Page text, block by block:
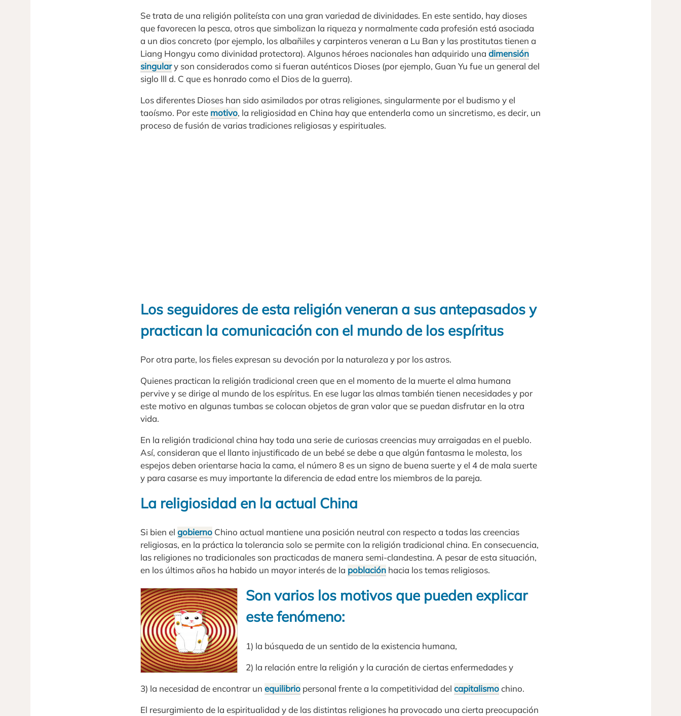
Se trata de una religión politeísta con una gran variedad de divinidades. En este sentido, hay dioses
que favorecen la pesca, otros que simbolizan la riqueza y normalmente cada profesión está asociada
a un dios concreto (por ejemplo, los albañiles y carpinteros veneran a Lu Ban y las prostitutas tienen a
Liang Hongyu como divinidad protectora). Algunos héroes nacionales han adquirido una dimensión
singulary son considerados como si fueran auténticos Dioses (por ejemplo, Guan Yu fue un general del
siglo lll d. C que es honrado como el Dios de la guerra).
Los diferentes Dioses han sido asimilados por otras religiones, singularmente por el budismo y el
taoísmo. Por este motivo, la religiosidad en China hay que entenderla como un sincretismo, es decir, un
proceso de fusión de varias tradiciones religiosas y espirituales.
Los seguidores de esta religión veneran a sus antepasados y
practican la comunicación con el mundo de los espíritus
Por otra parte, los fieles expresan su devoción por la naturaleza y por los astros.
Quienes practican la religión tradicional creen que en el momento de la muerte el alma humana
pervive y se dirige al mundo de los espíritus. En ese lugar las almas también tienen necesidades y por
este motivo en algunas tumbas se colocan objetos de gran valor que se puedan disfrutar en la otra
vida.
En la religión tradicional china hay toda una serie de curiosas creencias muy arraigadas en el pueblo.
Así, consideran que el llanto injustificado de un bebé se debe a que algún fantasma le molesta, los
espejos deben orientarse hacia la cama, el número 8 es un signo de buena suerte y el 4 de mala suerte
y para casarse es muy importante la diferencia de edad entre los miembros de la pareja.
La religiosidad en la actual China
Si bien el gobierno Chino actual mantiene una posición neutral con respecto a todas las creencias
religiosas, en la práctica la tolerancia solo se permite con la religión tradicional china. En consecuencia,
las religiones no tradicionales son practicadas de manera semi-clandestina. A pesar de esta situación,
en los últimos años ha habido un mayor interés de la población hacia los temas religiosos.
Son varios los motivos que pueden explicar
este fenómeno:
1) la búsqueda de un sentido de la existencia humana,
2) la relación entre la religión y la curación de ciertas enfermedades y
3) la necesidad de encontrar un equilibrio personal frente a la competitividad del capitalismochino.
El resurgimiento de la espiritualidad y de las distintas religiones ha provocado una cierta preocupación